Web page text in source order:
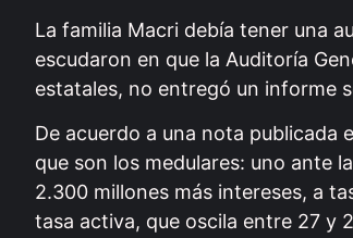
La familia Macri debía tener una
escudaron en que la Auditoría
estatales, no entregó un informe
De acuerdo a una nota publicada
que son los medulares: uno ante
2.300 millones más intereses, a
tasa activa, que oscila entre 27 y